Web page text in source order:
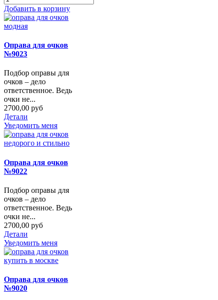
Добавить в корзину
Оправа для очков
№9023
Подбор оправы для
очков – дело
ответственное. Ведь
очки не...
2700,00 руб
Детали
Уведомить меня
Оправа для очков
№9022
Подбор оправы для
очков – дело
ответственное. Ведь
очки не...
2700,00 руб
Детали
Уведомить меня
Оправа для очков
№9020